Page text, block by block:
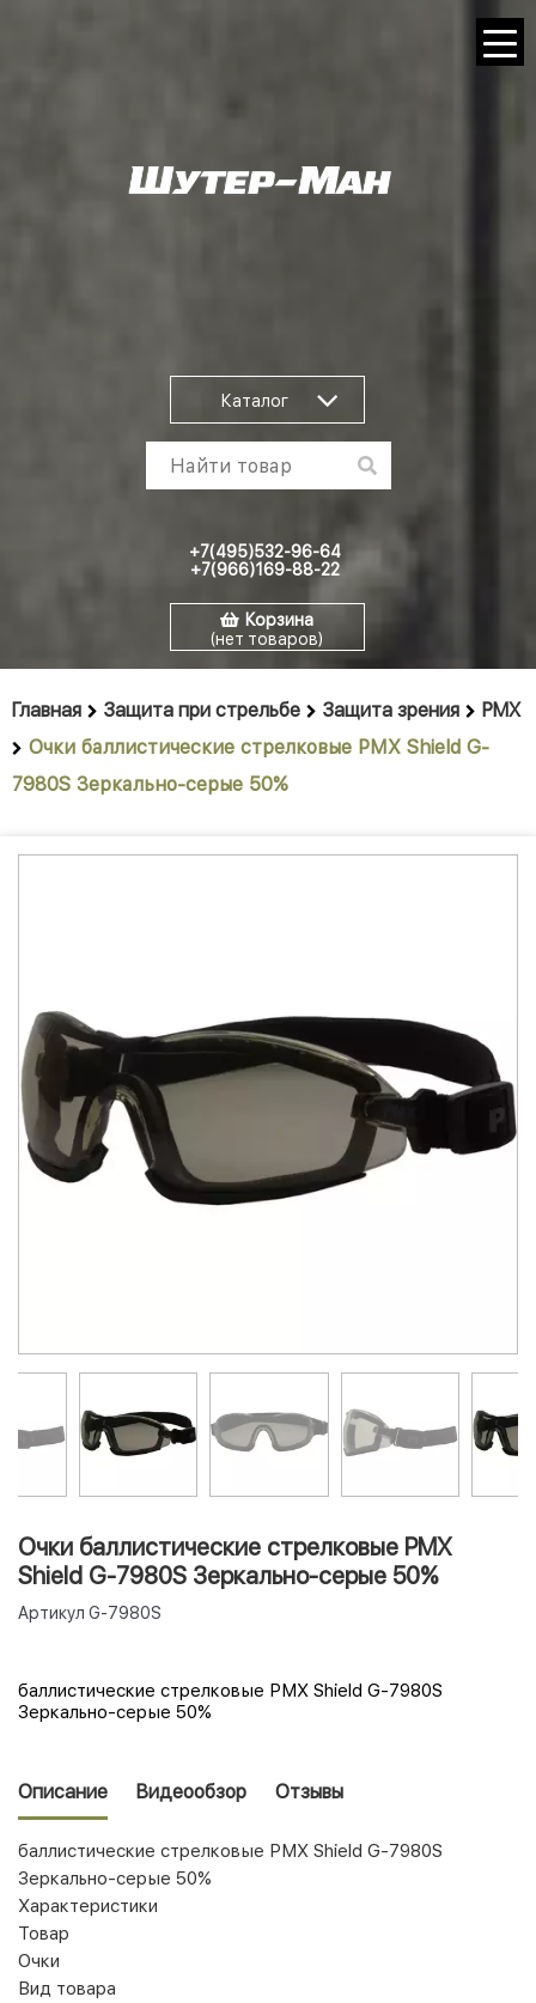
Каталог
+7(495)532-96-64
+7(966)169-88-22
Корзина
(нет товаров)
Главная Защита при стрельбе Защита зрения
PMX
Очки баллистические стрелковые PMX Shield G-
7980S Зеркально-серые 50%
Очки баллистические стрелковые PMX
Shield G-7980S Зеркально-серые 50%
Артикул G-7980S
баллистические стрелковые PMX Shield G-7980S
Зеркально-серые 50%
Описание Видеообзор Отзывы
баллистические стрелковые PMX Shield G-7980S
Зеркально-серые 50%
Характеристики
Товар
Очки
Вид товара